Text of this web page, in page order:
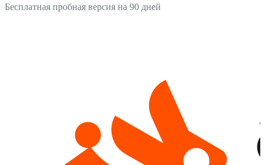
Бесплатная пробная версия на 90 дней